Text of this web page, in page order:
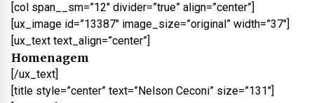
[col span__sm=”12″ divider=”true” align=”center”]
[ux_image id=”13387″ image_size=”original” width=”37″]
[ux_text text_align=”center”]
Homenagem
[/ux_text]
[title style=”center” text=”Nelson Ceconi” size=”131″]